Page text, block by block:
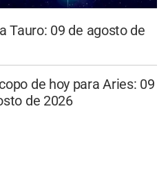
Tauro: 09 de agosto de
de hoy para Aries: 09
de 2026